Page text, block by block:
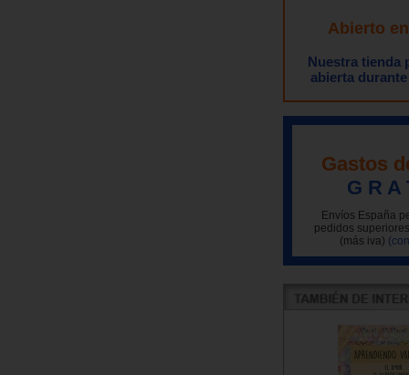
Abierto
Nuestra tienda
abierta
Gastos
G R A
Envíos España
pedidos
(más iva)